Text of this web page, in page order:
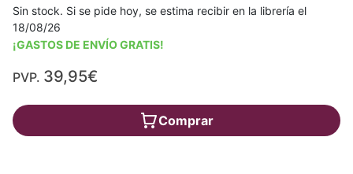
Sin stock. Si se pide hoy, se estima recibir en la librería el
18/08/26
¡GASTOS DE ENVÍO GRATIS!
PVP. 39,95€
Comprar